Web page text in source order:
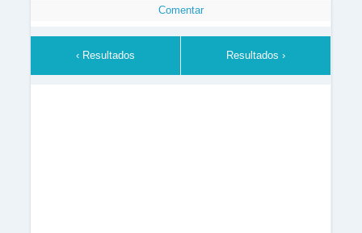
Comentar
‹ Resultados Resultados ›